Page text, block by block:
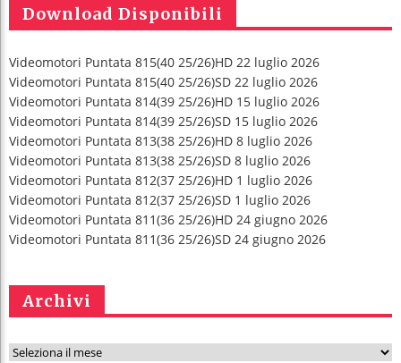
Download Disponibili
Videomotori Puntata 815(40 25/26)HD 22 luglio 2026
Videomotori Puntata 815(40 25/26)SD 22 luglio 2026
Videomotori Puntata 814(39 25/26)HD 15 luglio 2026
Videomotori Puntata 814(39 25/26)SD 15 luglio 2026
Videomotori Puntata 813(38 25/26)HD 8 luglio 2026
Videomotori Puntata 813(38 25/26)SD 8 luglio 2026
Videomotori Puntata 812(37 25/26)HD 1 luglio 2026
Videomotori Puntata 812(37 25/26)SD 1 luglio 2026
Videomotori Puntata 811(36 25/26)HD 24 giugno 2026
Videomotori Puntata 811(36 25/26)SD 24 giugno 2026
Archivi
A